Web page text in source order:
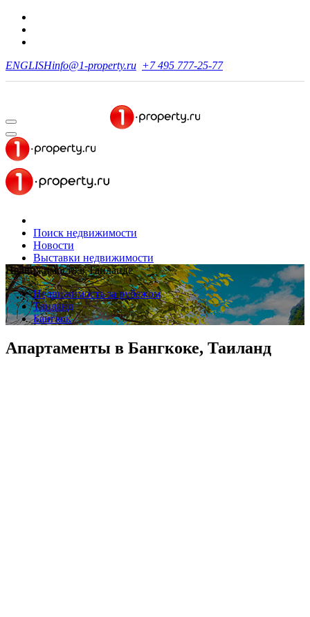
ENGLISHinfo@1-property.ru +7 495 777-25-77
Поиск недвижимости
Новости
Выставки недвижимости
Недвижимость в Таиланде
Недвижимость за рубежом
Таиланд
Бангкок
Апартаменты в Бангкоке, Таиланд